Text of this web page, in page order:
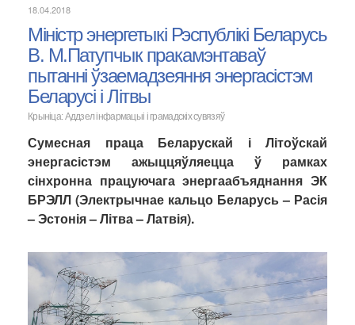
18.04.2018
Міністр энергетыкі Рэспублікі Беларусь
В. М.Патупчык пракамэнтаваў
пытанні ўзаемадзеяння энергасістэм
Беларусі і Літвы
Крыніца: Аддзел інфармацыі і грамадскіх сувязяў
Сумесная праца Беларускай і Літоўскай
энергасістэм ажыццяўляецца ў рамках
сінхронна працуючага энергаабъяднання ЭК
БРЭЛЛ (Электрычнае кальцо Беларусь – Расія
– Эстонія – Літва – Латвія).